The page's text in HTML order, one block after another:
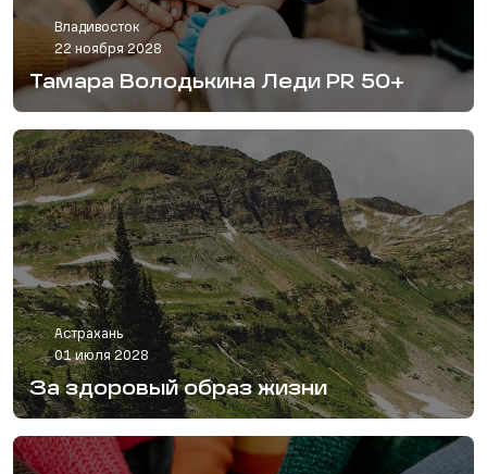
Владивосток
22 ноября 2028
Тамара Володькина Леди PR 50+
Астрахань
01 июля 2028
За здоровый образ жизни